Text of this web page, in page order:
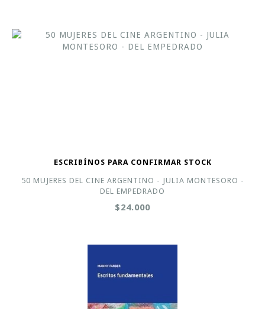
ESCRIBÍNOS PARA CONFIRMAR STOCK
50 MUJERES DEL CINE ARGENTINO - JULIA MONTESORO -
DEL EMPEDRADO
$24.000